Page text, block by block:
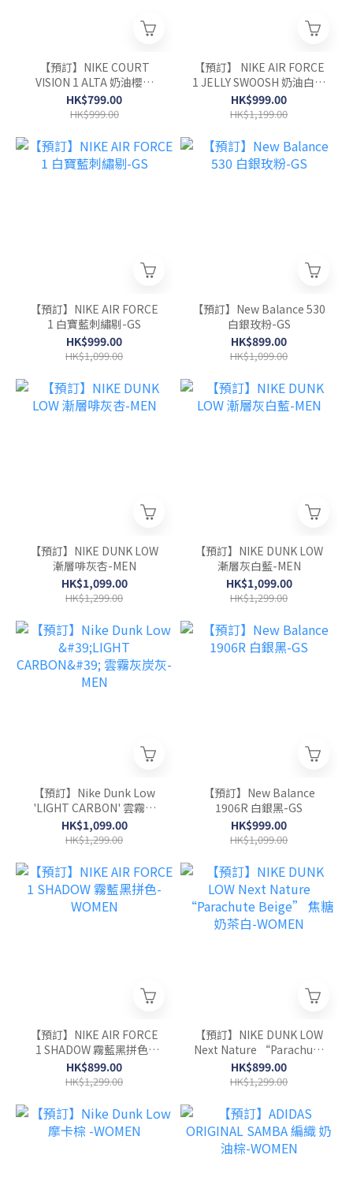
【預訂】NIKE COURT
VISION 1 ALTA 奶油櫻花
粉-WOMEN
HK$799.00
HK$999.00
【預訂】 NIKE AIR FORCE
1 JELLY SWOOSH 奶油白藍
果凍剔-GS
HK$999.00
HK$1,199.00
【預訂】NIKE AIR FORCE
1 白寶藍刺繡剔-GS
HK$999.00
HK$1,099.00
【預訂】New Balance 530
白銀玫粉-GS
HK$899.00
HK$1,099.00
【預訂】NIKE DUNK LOW
漸層啡灰杏-MEN
HK$1,099.00
HK$1,299.00
【預訂】NIKE DUNK LOW
漸層灰白藍-MEN
HK$1,099.00
HK$1,299.00
【預訂】Nike Dunk Low
'LIGHT CARBON' 雲霧灰
炭灰-MEN
HK$1,099.00
HK$1,299.00
【預訂】New Balance
1906R 白銀黑-GS
HK$999.00
HK$1,099.00
【預訂】NIKE AIR FORCE
1 SHADOW 霧藍黑拼色-
WOMEN
HK$899.00
HK$1,299.00
【預訂】NIKE DUNK LOW
Next Nature “Parachute
Beige” 焦糖奶茶白-
WOMEN
HK$899.00
HK$1,299.00